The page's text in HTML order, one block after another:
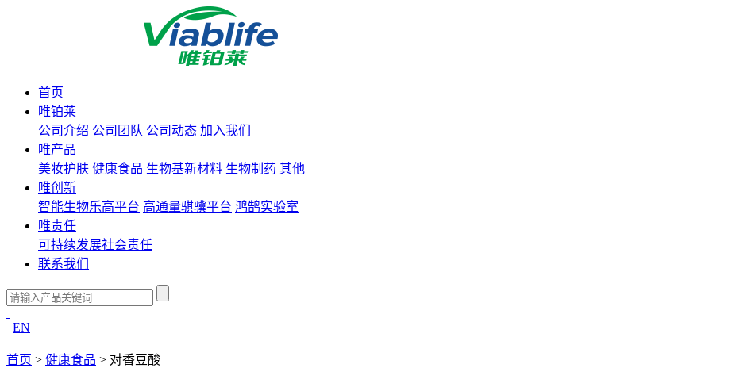
首页
唯铂莱
公司介绍 公司团队 公司动态 加入我们
唯产品
美妆护肤 健康食品 生物基新材料 生物制药 其他
唯创新
智能生物乐高平台 高通量骐骥平台 鸿鹄实验室
唯责任
可持续发展社会责任
联系我们
EN
首页 > 健康食品 > 对香豆酸